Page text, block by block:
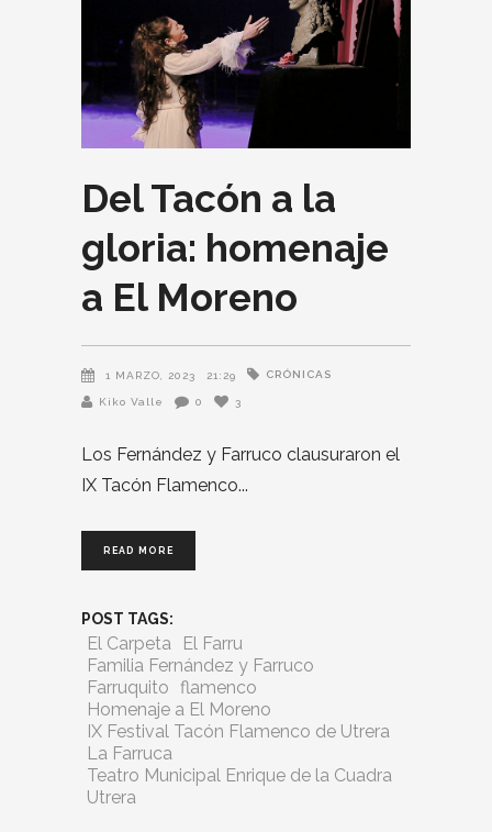
Del Tacón a la
gloria: homenaje
a El Moreno
1 MARZO, 2023 21:29 CRÓNICAS
Kiko Valle 0 3
Los Fernández y Farruco clausuraron el
IX Tacón Flamenco
READ MORE
POST TAGS:
El Carpeta
El Farru
Familia Fernández y Farruco
Farruquito flamenco
Homenaje a El Moreno
IX Festival Tacón Flamenco de Utrera
La Farruca
Teatro Municipal Enrique de la Cuadra
Utrera